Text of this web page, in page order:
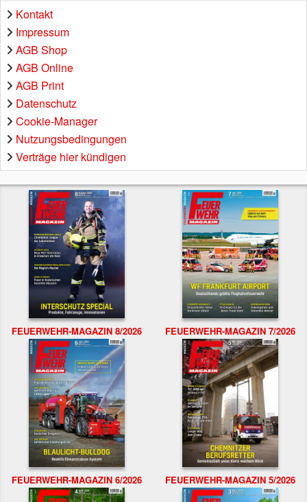
Kontakt
Impressum
AGB Shop
AGB Online
AGB Print
Datenschutz
Cookie-Manager
Nutzungsbedingungen
Verträge hier kündigen
FEUERWEHR-MAGAZIN 8/2026 FEUERWEHR-MAGAZIN 7/2026
FEUERWEHR-MAGAZIN 6/2026 FEUERWEHR-MAGAZIN 5/2026